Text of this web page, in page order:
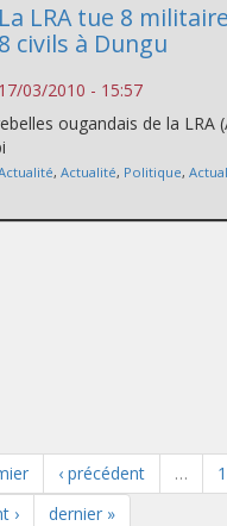
La LRA tue 8
8 civils à Dungu
17/03/2010 - 15:57
ougandais de la LRA
,Actualité, Politique,
‹ précédent …
›
dernier »